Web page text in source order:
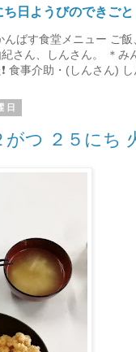
日ようびのできごと
んばす食堂メニュー ご
さん、しんさん。 ＊
食事介助・(しんさん)
日
がつ ２５にち